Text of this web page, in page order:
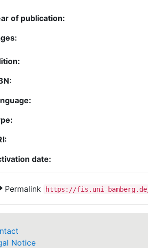
of publication:
date:
Permalink https://fis.uni-
Notice